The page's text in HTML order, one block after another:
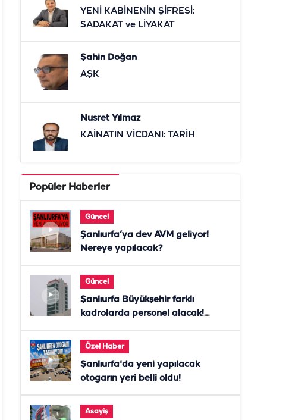
YENİ KABİNENİN ŞİFRESİ:
SADAKAT ve LİYAKAT
Şahin Doğan
AŞK
Nusret Yılmaz
KAİNATIN VİCDANI: TARİH
Popüler Haberler
Güncel
Şanlıurfa’ya dev AVM geliyor!
Nereye yapılacak?
Güncel
Şanlıurfa Büyükşehir farklı
kadrolarda personel alacak!
Özel Haber
Şanlıurfa'da yeni yapılacak
otogarın yeri belli oldu!
Asayiş